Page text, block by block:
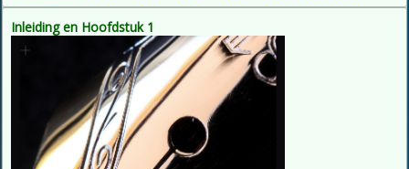
Inleiding en Hoofdstuk 1